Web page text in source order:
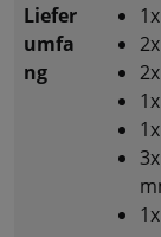
Liefer
umfa
ng